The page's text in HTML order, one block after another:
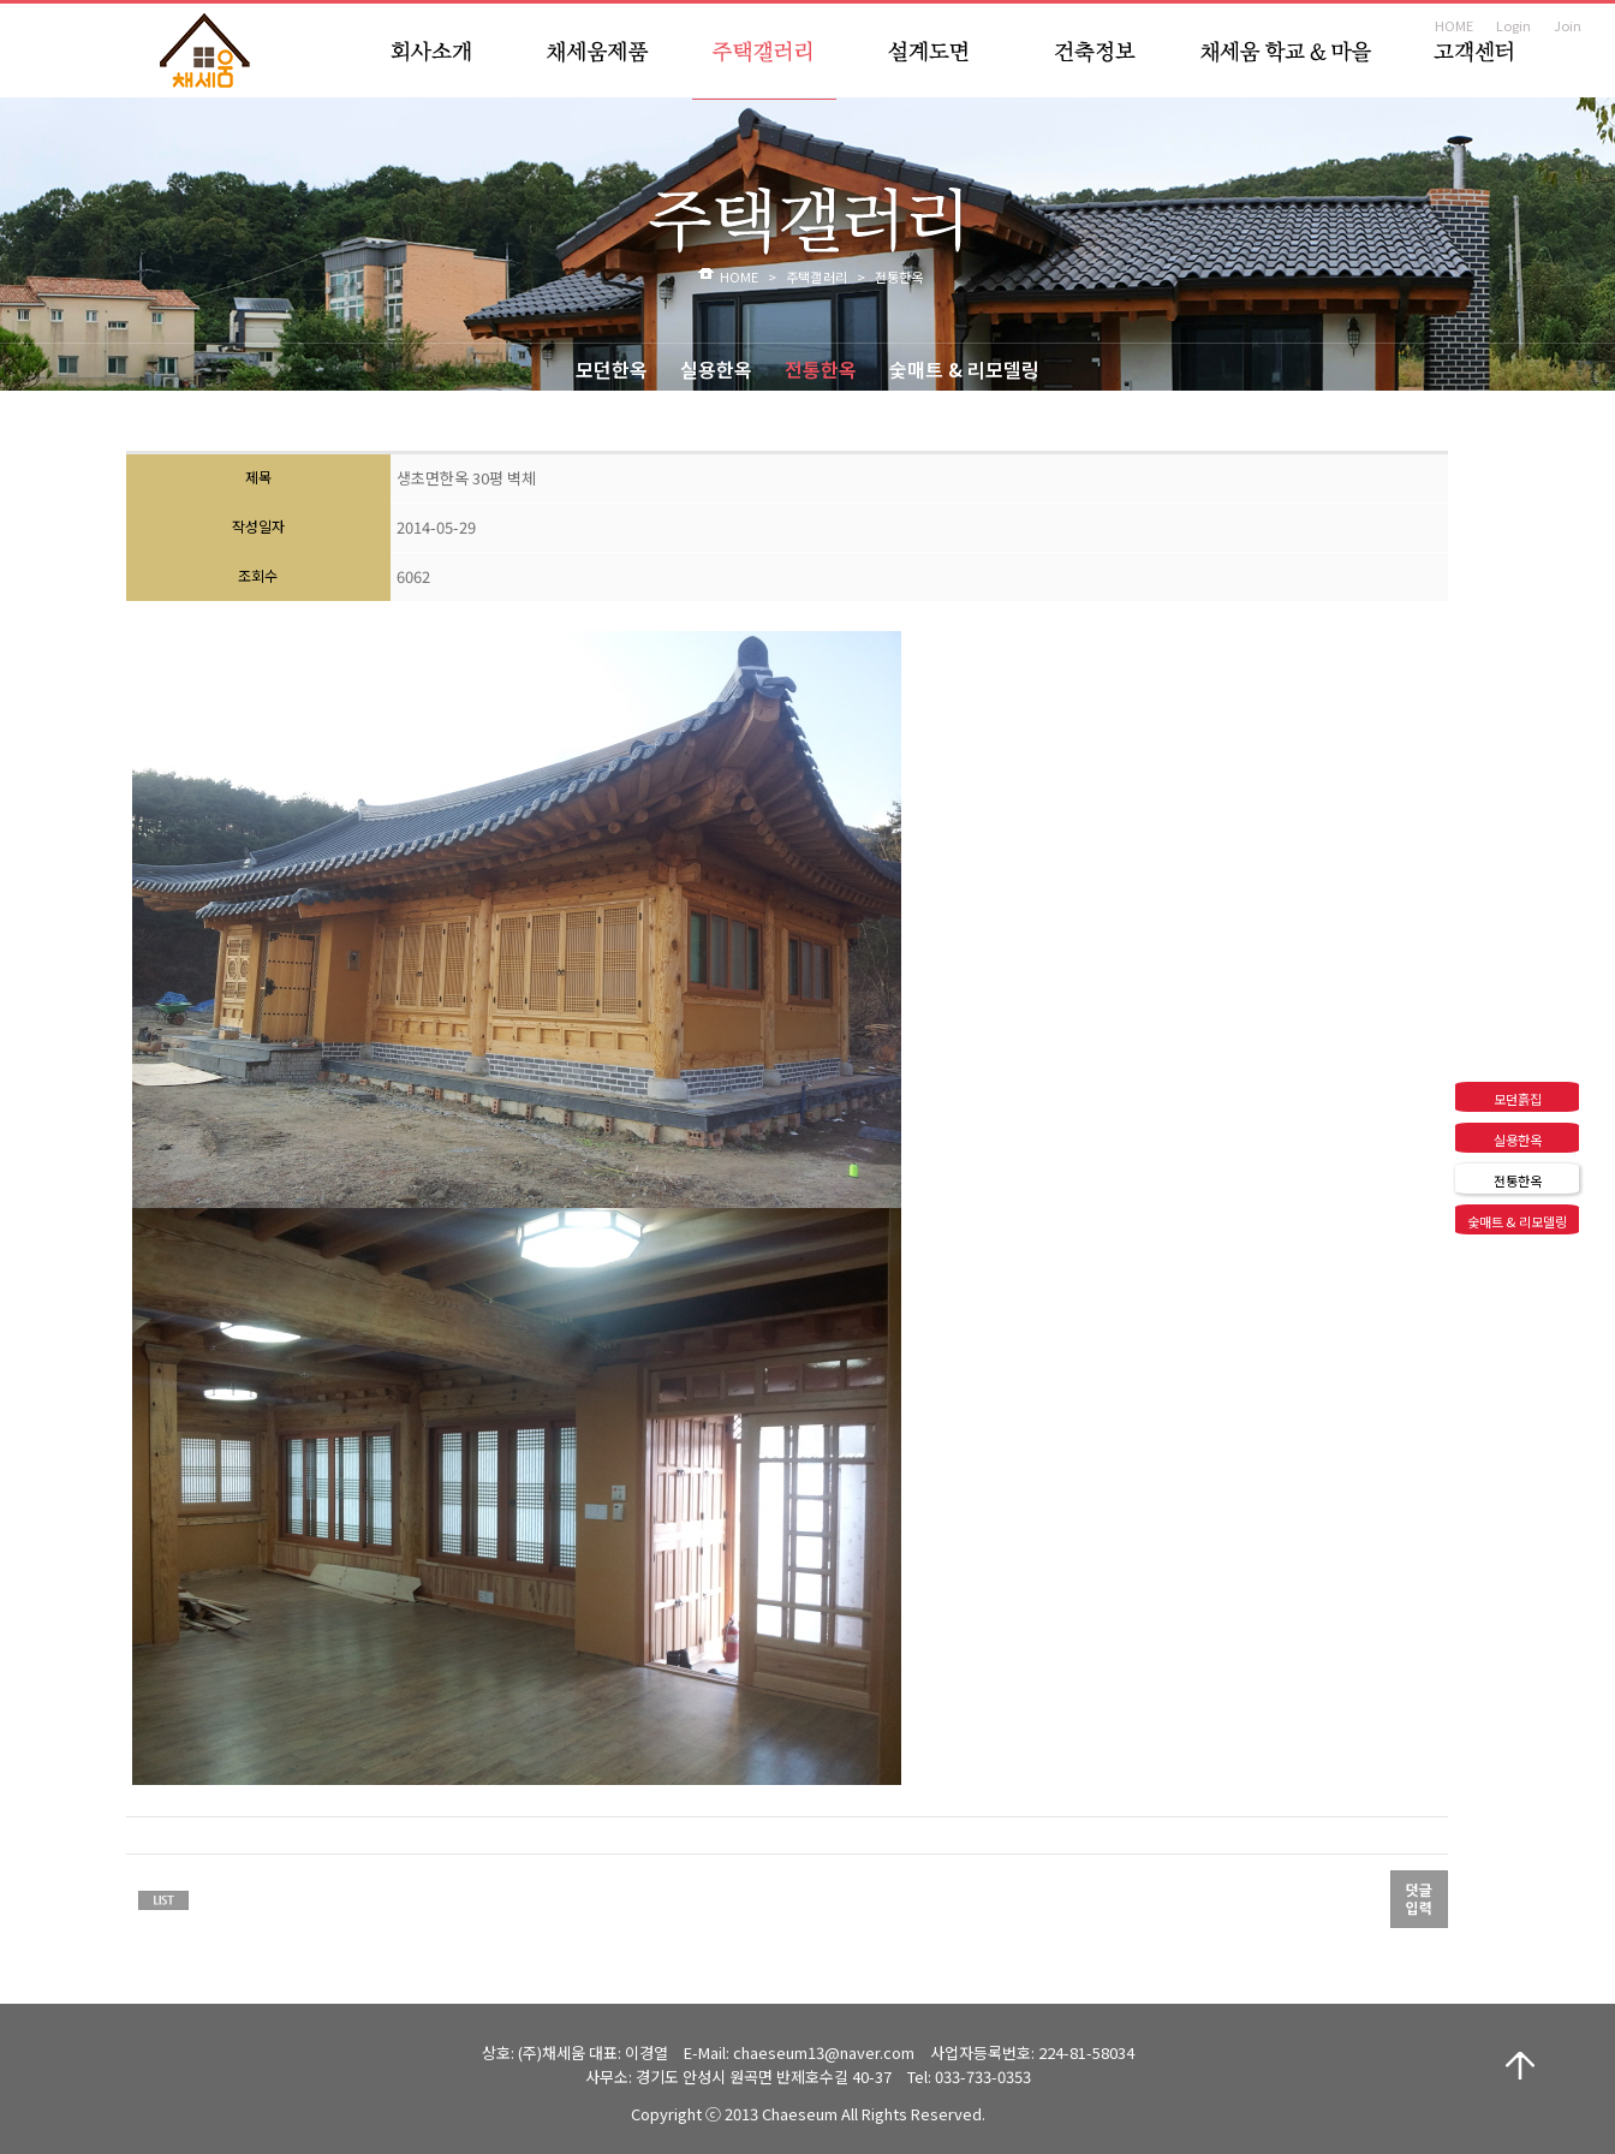
인사말
연혁
조직도
인증현황
오시는길
모던한옥
실용한옥
모던한옥
실용한옥
전통한옥
실용한옥 도면
DIY 도면
건축후기
동영상소식
집짓기 학교
1:1상담
건축문의
공지&소식
HOME Login Join
모던한옥 실용한옥 전통한옥 숯매트 & 리모델링
HOME > 주택갤러리 > 전통한옥
모던흙집
실용한옥
전통한옥
숯매트 & 리모델링
제목 생초면한옥 30평 벽체
작성일자 2014-05-29
조회수 6062
상호: (주)채세움 대표: 이경열 E-Mail: chaeseum13@naver.com
사업자등록번호: 224-81-58034
사무소: 경기도 안성시 원곡면 반제호수길 40-37
Tel: 033-733-0353
Copyright ⓒ 2013 Chaeseum All Rights Reserved.